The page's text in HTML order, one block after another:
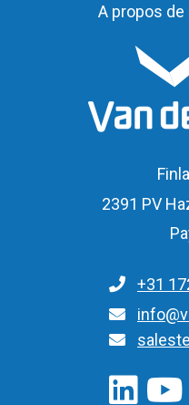
A propos de
2391 PV
+31
Pour
Pour